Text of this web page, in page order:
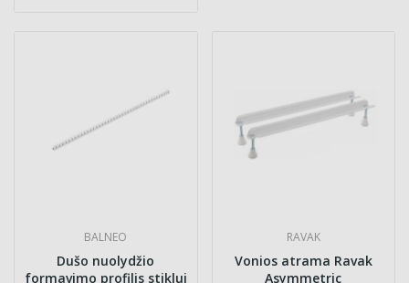
BALNEO
Dušo nuolydžio
formavimo profilis stiklui
RAVAK
Vonios atrama Ravak
Asymmetric